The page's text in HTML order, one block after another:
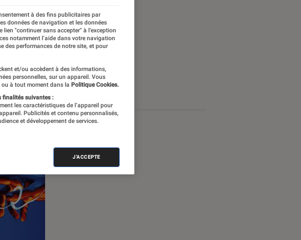
à des fins publicitaires par
données de navigation et les données
lien "continuer sans accepter" à l’exception
notamment l’aide dans votre navigation
des performances de notre site, et pour
et/ou accèdent à des informations,
personnelles, sur un appareil. Vous
à tout moment dans la Politique Cookies.
finalités suivantes :
les caractéristiques de l’appareil pour
Publicités et contenu personnalisés,
et développement de services.
J'ACCEPTE